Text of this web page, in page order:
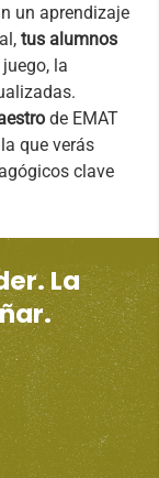
un aprendizaje
tus alumnos
la
de EMAT
que verás
clave
La